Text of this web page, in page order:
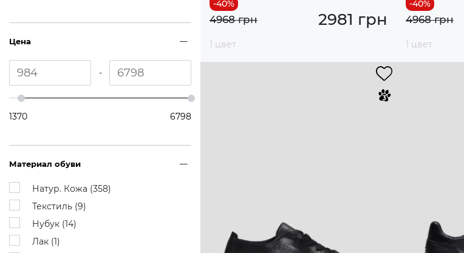
Цена
-
1370 6798
Материал обуви
Натур. Кожа (358)
Текстиль (9)
Нубук (14)
Лак (1)
2981 грн
4968 грн
1 цвет
4968 грн
1 цвет